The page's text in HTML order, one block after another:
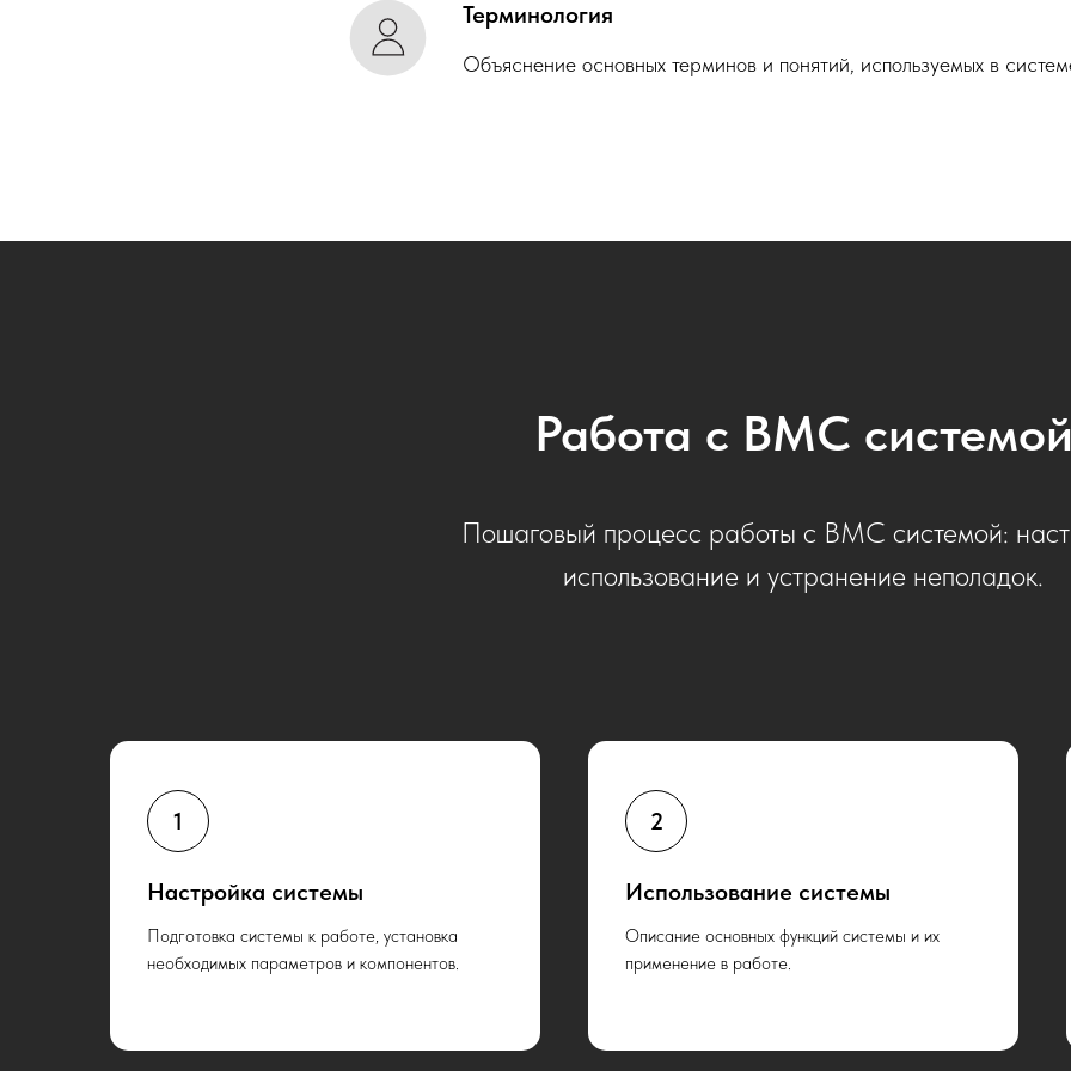
Терминология
Объяснение основных терминов и понятий, используемых в
Работа с ВМС системой
Пошаговый процесс работы с ВМС системой:
использование и устранение неполадок.
Настройка системы
Подготовка системы к работе, установка
необходимых параметров и компонентов.
Использование системы
Описание основных функций системы и их
применение в работе.